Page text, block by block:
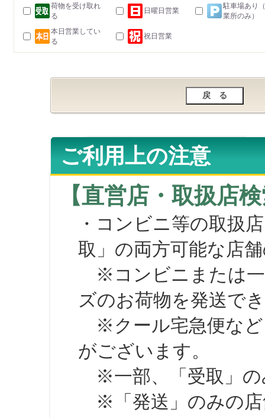
荷物を受け取れ
る
日曜日営業
駐車場あり
業所のみ）
本日営業してい
る
祝日営業
ご利用上の注意
【直営店・取扱店
・コンビニ等の取扱
取」の両方可能な店
※コンビニまたは一
ズのお荷物を発送で
※クール宅急便など
がございます。
※一部、「受取」の
※「発送」のみの店